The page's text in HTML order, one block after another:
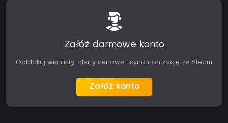
Załóż darmowe konto
Odblokuj wishlisty, alerty cenowe i synchronizację ze Steam
Załóż konto